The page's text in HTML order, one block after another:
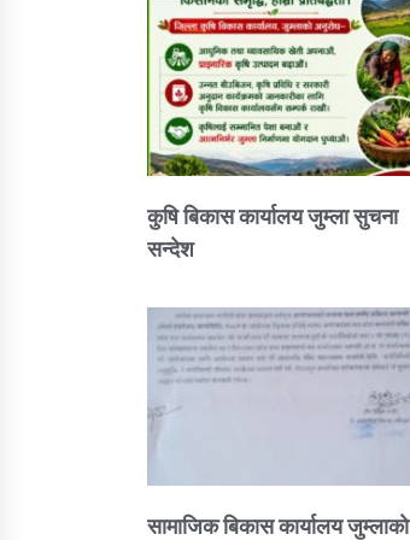
कुषि बिकास कार्यालय जुम्ला सुचना
सन्देश
सामाजिक बिकास कार्यालय जुम्लाकाे